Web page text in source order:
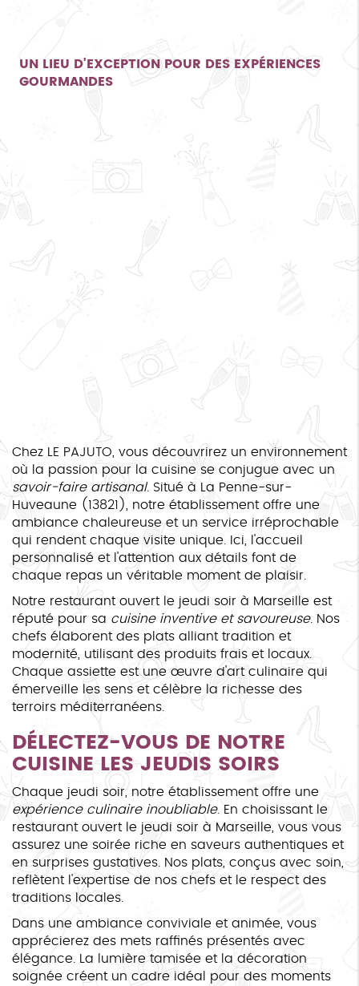
UN LIEU D'EXCEPTION POUR DES EXPÉRIENCES
GOURMANDES
Chez LE PAJUTO, vous découvrirez un environnement
où la passion pour la cuisine se conjugue avec un
savoir-faire artisanal. Situé à La Penne-sur-
Huveaune (13821), notre établissement offre une
ambiance chaleureuse et un service irréprochable
qui rendent chaque visite unique. Ici, l'accueil
personnalisé et l'attention aux détails font de
chaque repas un véritable moment de plaisir.
Notre restaurant ouvert le jeudi soir à Marseille est
réputé pour sa cuisine inventive et savoureuse. Nos
chefs élaborent des plats alliant tradition et
modernité, utilisant des produits frais et locaux.
Chaque assiette est une œuvre d'art culinaire qui
émerveille les sens et célèbre la richesse des
terroirs méditerranéens.
DÉLECTEZ-VOUS DE NOTRE
CUISINE LES JEUDIS SOIRS
Chaque jeudi soir, notre établissement offre une
expérience culinaire inoubliable. En choisissant le
restaurant ouvert le jeudi soir à Marseille, vous vous
assurez une soirée riche en saveurs authentiques et
en surprises gustatives. Nos plats, conçus avec soin,
reflètent l'expertise de nos chefs et le respect des
traditions locales.
Dans une ambiance conviviale et animée, vous
apprécierez des mets raffinés présentés avec
élégance. La lumière tamisée et la décoration
soignée créent un cadre idéal pour des moments